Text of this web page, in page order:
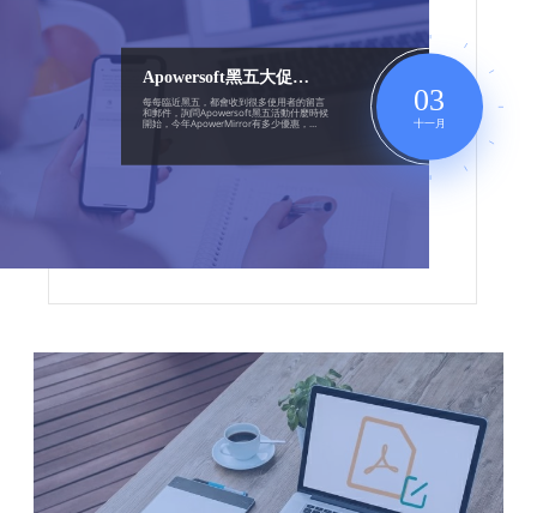
Apowersoft黑五大促活動來咯！
每每臨近黑五，都會收到很多使用者的留言
和郵件，詢問Apowersoft黑五活動什麼時候
開始，今年ApowerMirror有多少優惠，
了，錯過再等一年！
03
十一月